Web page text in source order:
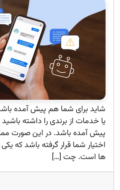
شاید برای شما هم پیش آمده
یا خدمات از برندی را داشته
پیش آمده باشد. در این صورت
اختیار شما قرار گرفته باشد که
ها است. چت […]